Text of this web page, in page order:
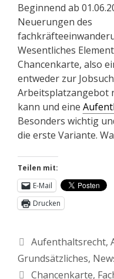
Beginnend ab
Neuerungen des
Wesentliches
Chancenkarte, also
entweder zur
Arbeitsplatzangebot
kann und eine
Besonders wichtig
die erste Variante.
Teilen mit:
E-Mail
Drucken
Aufenthaltsrecht,
Grundsätzliches,
Chancenkarte,